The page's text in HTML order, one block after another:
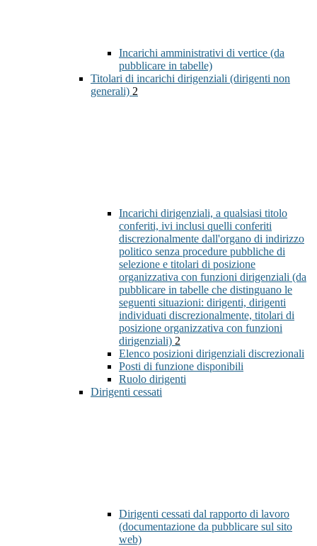
Incarichi amministrativi di vertice (da
pubblicare in tabelle)
Titolari di incarichi dirigenziali (dirigenti non
generali) 2
Incarichi dirigenziali, a qualsiasi titolo
conferiti, ivi inclusi quelli conferiti
discrezionalmente dall'organo di indirizzo
politico senza procedure pubbliche di
selezione e titolari di posizione
organizzativa con funzioni dirigenziali (da
pubblicare in tabelle che distinguano le
seguenti situazioni: dirigenti, dirigenti
individuati discrezionalmente, titolari di
posizione organizzativa con funzioni
dirigenziali) 2
Elenco posizioni dirigenziali discrezionali
Posti di funzione disponibili
Ruolo dirigenti
Dirigenti cessati
Dirigenti cessati dal rapporto di lavoro
(documentazione da pubblicare sul sito
web)